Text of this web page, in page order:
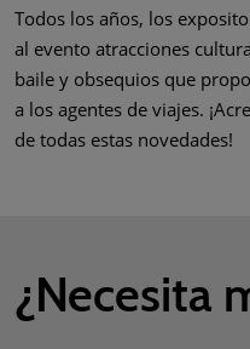
Todos los años, los
al evento atracciones
baile y obsequios que
a los agentes de viajes.
de todas estas novedades!
¿Necesita